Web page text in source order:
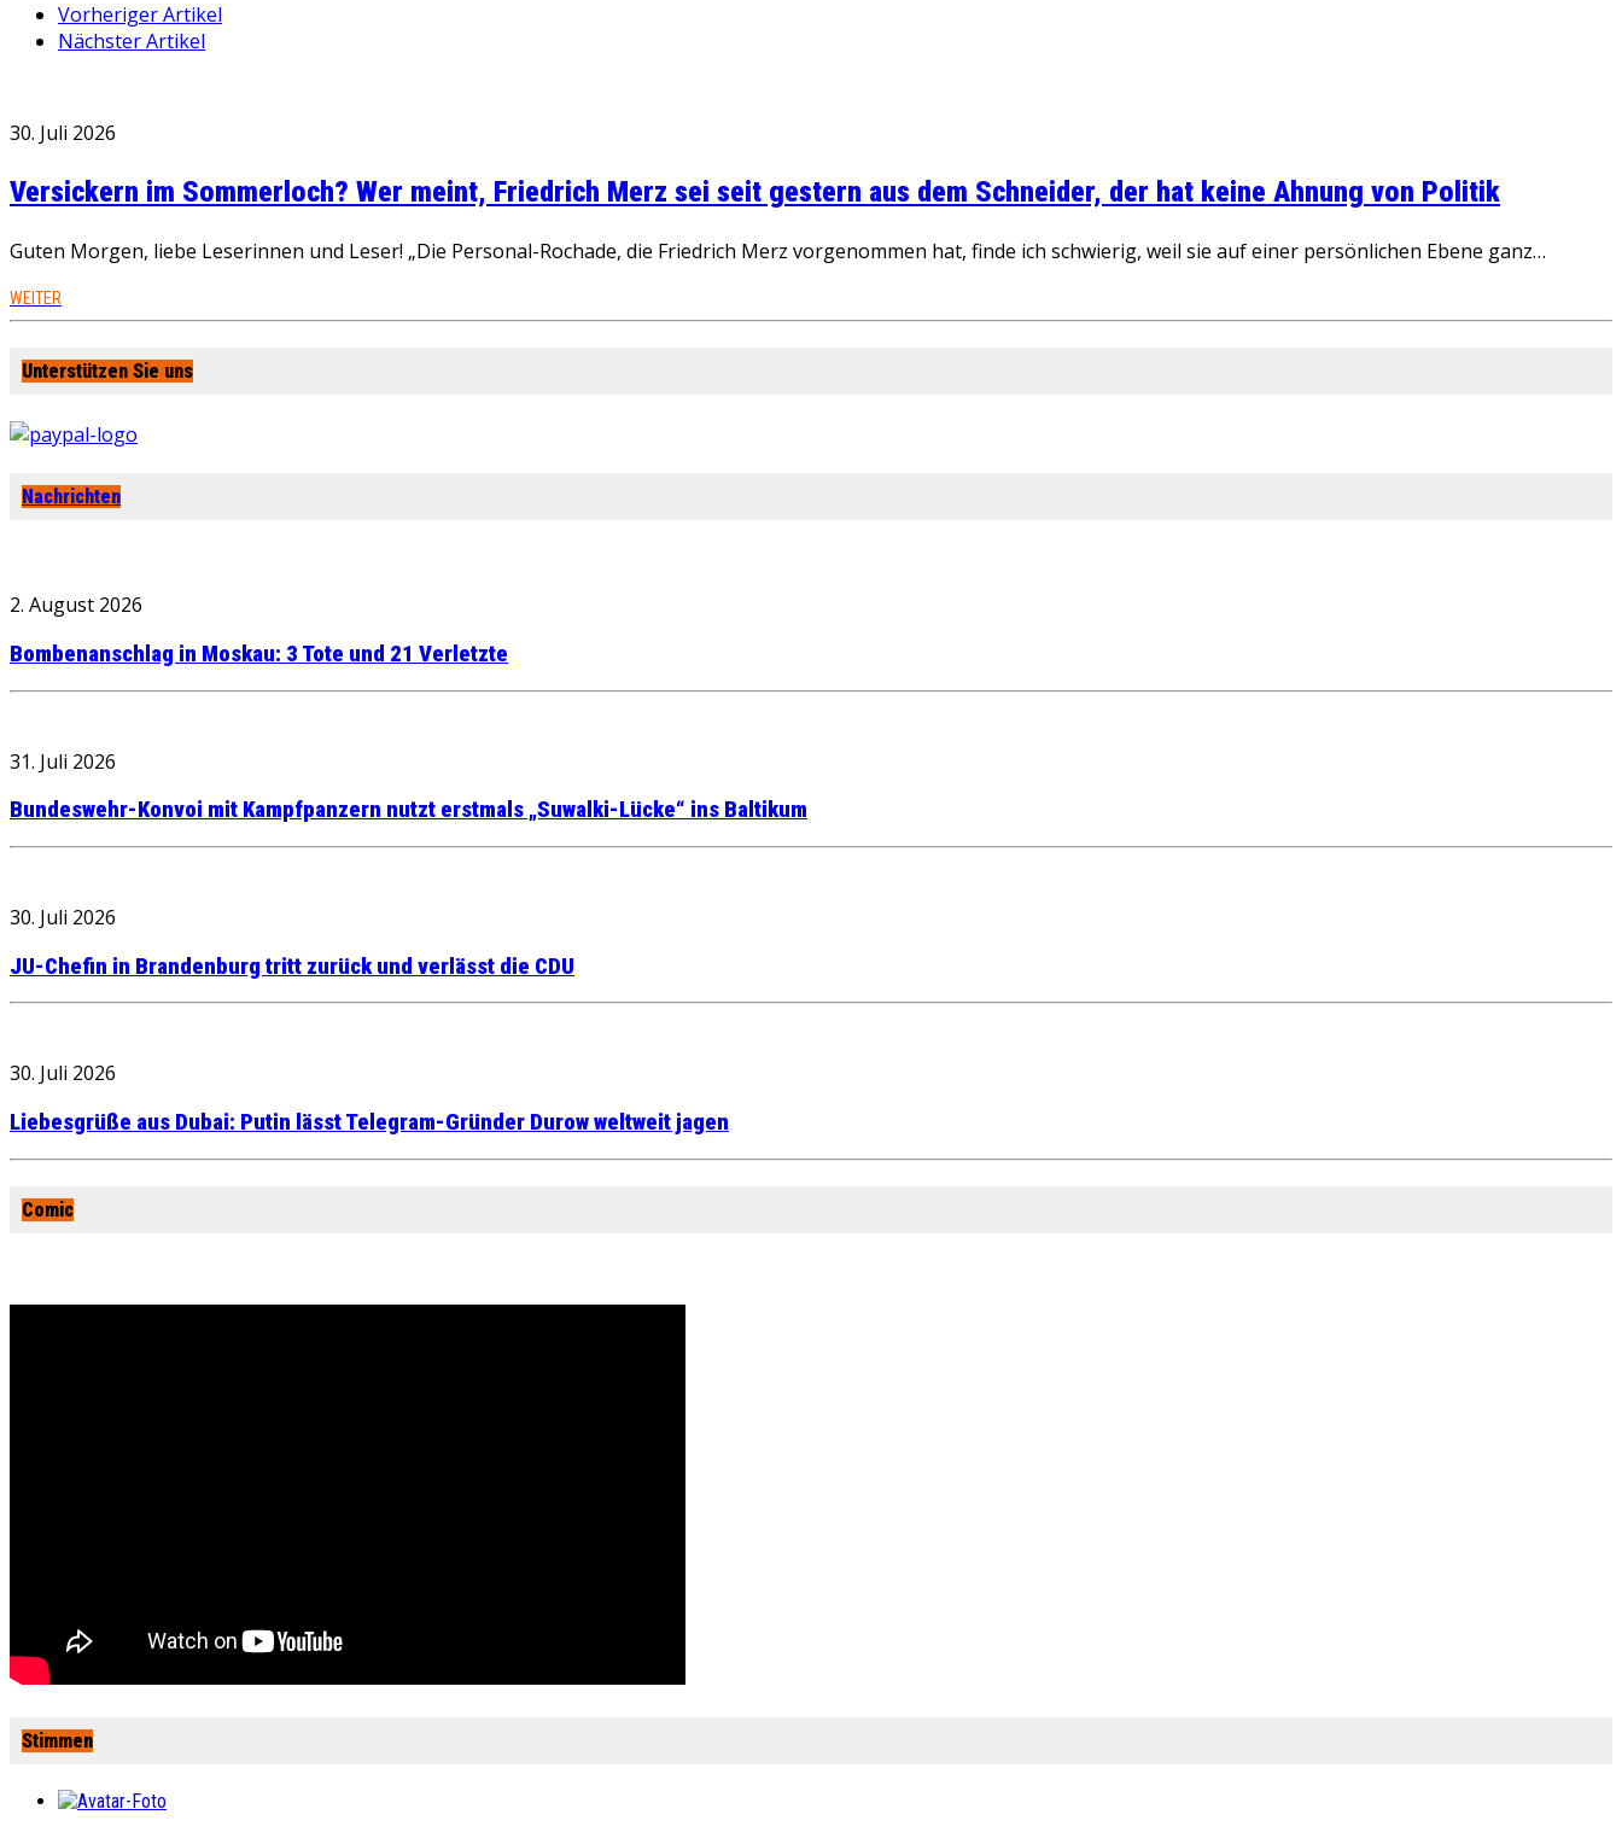
Vorheriger Artikel
Nächster Artikel
30. Juli 2026
Versickern im Sommerloch? Wer meint, Friedrich Merz sei seit gestern aus dem Schneider, der hat keine Ahnung von Politik
Guten Morgen, liebe Leserinnen und Leser! „Die Personal-Rochade, die Friedrich Merz vorgenommen hat, finde ich schwierig, weil sie auf einer persönlichen Ebene ganz…
WEITER
Unterstützen Sie uns
Nachrichten
2. August 2026
Bombenanschlag in Moskau: 3 Tote und 21 Verletzte
31. Juli 2026
Bundeswehr-Konvoi mit Kampfpanzern nutzt erstmals „Suwalki-Lücke“ ins Baltikum
30. Juli 2026
JU-Chefin in Brandenburg tritt zurück und verlässt die CDU
30. Juli 2026
Liebesgrüße aus Dubai: Putin lässt Telegram-Gründer Durow weltweit jagen
Comic
Stimmen